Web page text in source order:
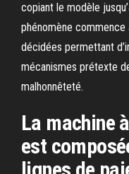
copiant le modèle
phénomène
décidées permettant
mécanismes prétexte
malhonnêteté.
La machine
est